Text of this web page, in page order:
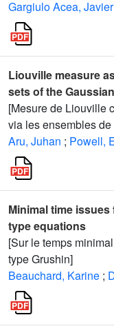
Gargiulo Acea, Javier
Liouville measure
sets of the
[Mesure de Liouville
via les ensembles
Aru, Juhan ; Powell,
Minimal time
type equations
[Sur le temps
type Grushin]
Beauchard, Karine ;